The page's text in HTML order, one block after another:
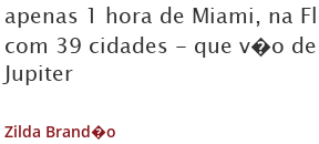
ZILDA BRANDÃO
apenas 1 hora de Miami, na
com 39 cidades - que v�o
Jupiter
Zilda Brand�o